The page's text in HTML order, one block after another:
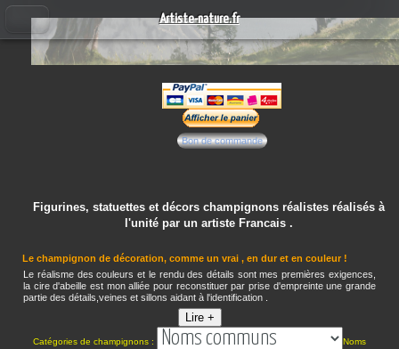
Bon de commande
Figurines, statuettes et décors champignons réalistes réalisés à
l'unité par un artiste Francais .
Le champignon de décoration, comme un vrai , en dur et en couleur !
Le réalisme des couleurs et le rendu des détails sont mes premières exigences,
la cire d'abeille est mon alliée pour reconstituer par prise d'empreinte une grande
partie des détails,veines et sillons aidant à l'identification .
Lire +
Catégories de champignons : Noms
Artiste-nature.fr